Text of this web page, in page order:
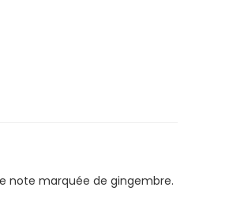
note marquée de gingembre.